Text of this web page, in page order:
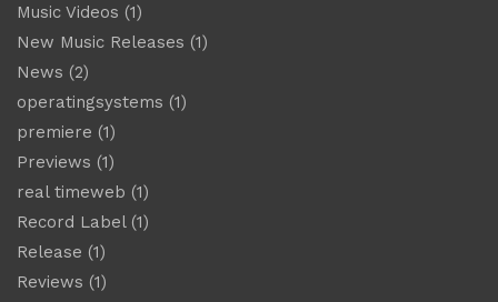
Music Videos (1)
New Music Releases (1)
News (2)
operatingsystems (1)
premiere (1)
Previews (1)
real timeweb (1)
Record Label(1)
Release (1)
Reviews (1)